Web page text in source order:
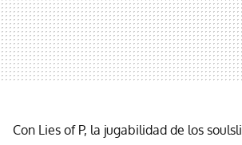
Con Lies of P, la jugabilidad de los